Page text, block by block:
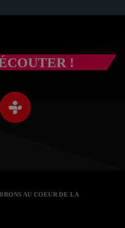
!
AU COEUR DE LA